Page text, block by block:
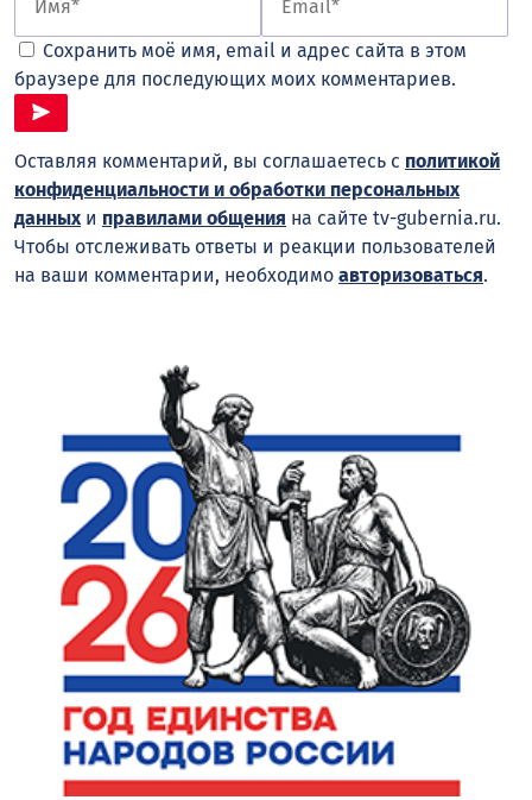
Сохранить моё имя, email и адрес сайта в этом
браузере для последующих моих комментариев.
Оставляя комментарий, вы соглашаетесь с политикой
конфиденциальности и обработки персональных
данных и правилами общения на сайте tv-gubernia.ru.
Чтобы отслеживать ответы и реакции пользователей
на ваши комментарии, необходимо авторизоваться.